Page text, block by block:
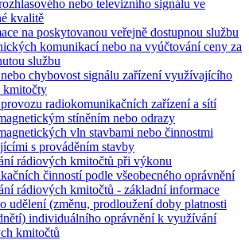
nebo televizního signálu ve
kvalitě
na poskytovanou veřejně dostupnou službu
komunikací nebo na vyúčtování ceny za
službu
chybovost signálu zařízení využívajícího
kmitočty
radiokomunikačních zařízení a sítí
stíněním nebo odrazy
vln stavbami nebo činnostmi
s prováděním stavby
rádiových kmitočtů při výkonu
činností podle všeobecného oprávnění
rádiových kmitočtů - základní informace
udělení (změnu, prodloužení doby platnosti
individuálního oprávnění k využívání
kmitočtů